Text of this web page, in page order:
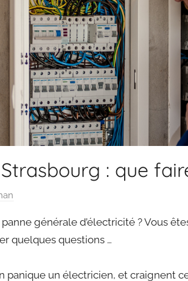
: que
générale d’électricité ? Vous
quelques questions …
panique un électricien, et craignent